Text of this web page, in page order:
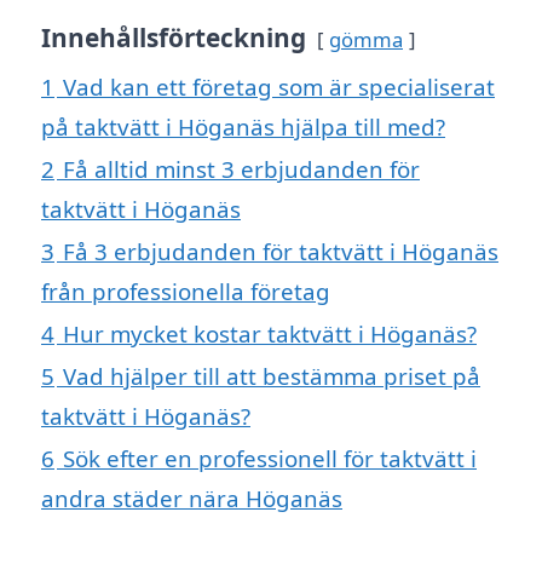
Innehållsförteckning gömma
1 Vad kan ett företag som är specialiserat
på taktvätt i Höganäs hjälpa till med?
2 Få alltid minst 3 erbjudanden för
taktvätt i Höganäs
3 Få 3 erbjudanden för taktvätt i Höganäs
från professionella företag
4 Hur mycket kostar taktvätt i Höganäs?
5 Vad hjälper till att bestämma priset på
taktvätt i Höganäs?
6 Sök efter en professionell för taktvätt i
andra städer nära Höganäs